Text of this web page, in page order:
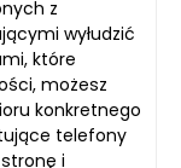
z
wyłudzić
które
możesz
konkretnego
telefony
i